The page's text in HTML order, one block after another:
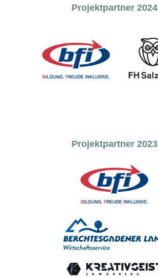
Projektpartner 2024
Projektpartner 2023